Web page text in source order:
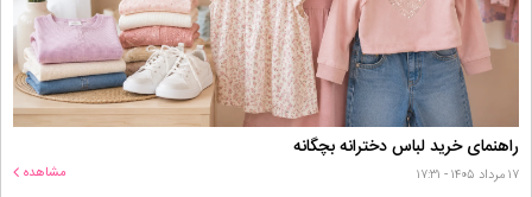
راهنمای خرید لباس دخترانه بچگانه
۱۷ مرداد ۱۴۰۵ - ۱۷:۳۱ مشاهده